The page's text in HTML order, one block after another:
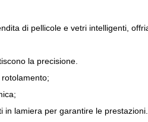
di pellicole e vetri intelligenti,
la precisione.
lamiera per garantire le prestazioni.